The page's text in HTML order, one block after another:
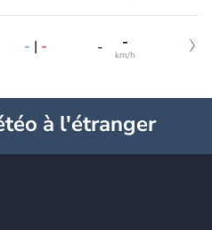
- | - - -
km/h
à l'étranger